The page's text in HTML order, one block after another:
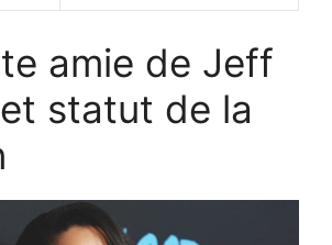
amie de Jeff
statut de la